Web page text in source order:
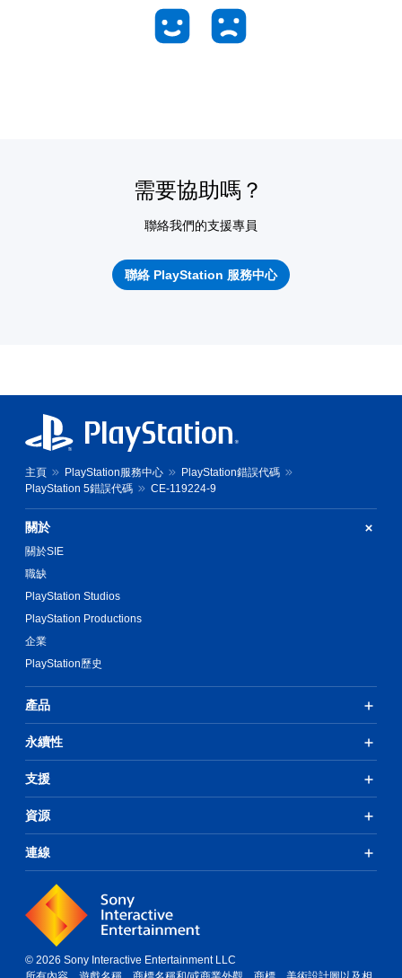
需要協助嗎？
聯絡我們的支援專員
聯絡 PlayStation 服務中心
主頁 PlayStation服務中心
PlayStation錯誤代碼
PlayStation 5錯誤代碼
CE-119224-9
關於
關於SIE
職缺
PlayStation Studios
PlayStation Productions
企業
PlayStation歷史
產品
永續性
支援
資源
連線
© 2026 Sony Interactive Entertainment LLC